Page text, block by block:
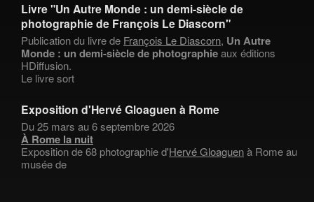
Livre "Un Autre Monde : un demi-siècle de
photographie de François Le Diascorn"
Publication du livre de François Le Diascorn, Un Autre
Monde : un demi-siècle de photographieaux éditions
HDiffusion.
Le livre sort
Exposition d'Hervé Gloaguen à Rome
Du 25 mars au 6 septembre 2026
À Rome la nuit
Exposition de 68 photographie d'Hervé Gloaguenà Rome au
musée de